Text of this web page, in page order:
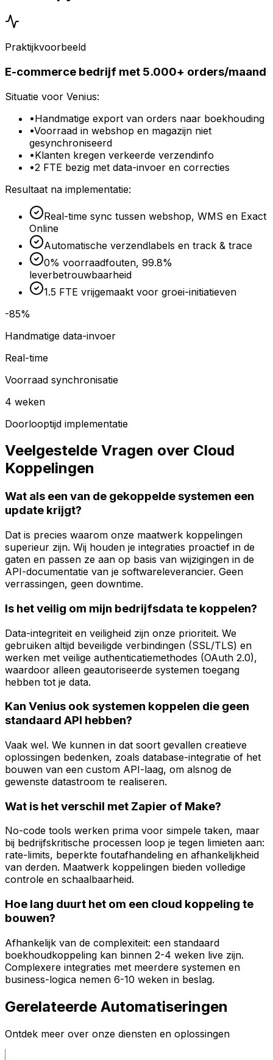
Praktijkvoorbeeld
E-commerce bedrijf met 5.000+ orders/maand
Situatie voor Venius:
•Handmatige export van orders naar boekhouding
•Voorraad in webshop en magazijn niet
gesynchroniseerd
•Klanten kregen verkeerde verzendinfo
•2 FTE bezig met data-invoer en correcties
Resultaat na implementatie:
Real-time sync tussen webshop, WMS en Exact
Online
Automatische verzendlabels en track & trace
0% voorraadfouten, 99.8%
leverbetrouwbaarheid
1.5 FTE vrijgemaakt voor groei-initiatieven
-85%
Handmatige data-invoer
Real-time
Voorraad synchronisatie
4 weken
Doorlooptijd implementatie
Veelgestelde Vragen over Cloud
Koppelingen
Wat als een van de gekoppelde systemen een
update krijgt?
Dat is precies waarom onze maatwerk koppelingen
superieur zijn. Wij houden je integraties proactief in de
gaten en passen ze aan op basis van wijzigingen in de
API-documentatie van je softwareleverancier. Geen
verrassingen, geen downtime.
Is het veilig om mijn bedrijfsdata te koppelen?
Data-integriteit en veiligheid zijn onze prioriteit. We
gebruiken altijd beveiligde verbindingen (SSL/TLS) en
werken met veilige authenticatiemethodes (OAuth 2.0),
waardoor alleen geautoriseerde systemen toegang
hebben tot je data.
Kan Venius ook systemen koppelen die geen
standaard API hebben?
Vaak wel. We kunnen in dat soort gevallen creatieve
oplossingen bedenken, zoals database-integratie of het
bouwen van een custom API-laag, om alsnog de
gewenste datastroom te realiseren.
Wat is het verschil met Zapier of Make?
No-code tools werken prima voor simpele taken, maar
bij bedrijfskritische processen loop je tegen limieten aan:
rate-limits, beperkte foutafhandeling en afhankelijkheid
van derden. Maatwerk koppelingen bieden volledige
controle en schaalbaarheid.
Hoe lang duurt het om een cloud koppeling te
bouwen?
Afhankelijk van de complexiteit: een standaard
boekhoudkoppeling kan binnen 2-4 weken live zijn.
Complexere integraties met meerdere systemen en
business-logica nemen 6-10 weken in beslag.
Gerelateerde Automatiseringen
Ontdek meer over onze diensten en oplossingen